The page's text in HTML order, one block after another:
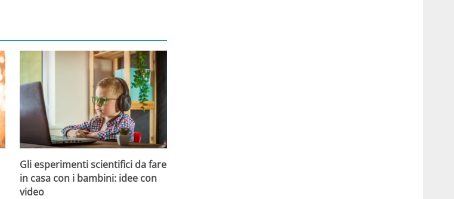
Gli esperimenti scientifici da fare
in casa con i bambini: idee con
video